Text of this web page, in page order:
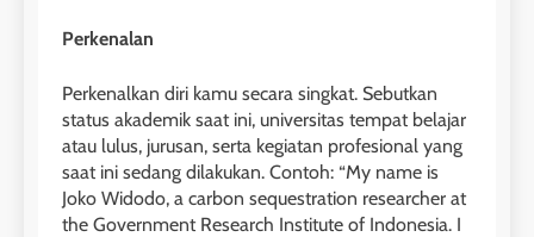
Perkenalan
Perkenalkan diri kamu secara singkat. Sebutkan
status akademik saat ini, universitas tempat belajar
atau lulus, jurusan, serta kegiatan profesional yang
saat ini sedang dilakukan. Contoh: “My name is
Joko Widodo, a carbon sequestration researcher at
the Government Research Institute of Indonesia. I